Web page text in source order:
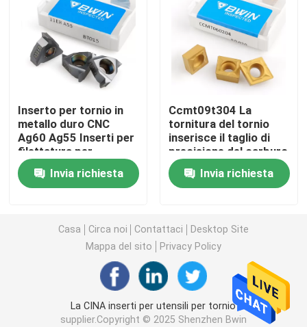
Inserzioni del carburo di tungsteno
Inserti in metallo duro per tornitura
Fresa in metallo duro
Fresa piatta
Fresa a testa sferica in metallo duro
Fresa frontale con raggio d'angolo
Fresa in alluminio
Inserto per tornio in
metallo duro CNC
Ag60 Ag55 Inserti per
filettatura per
tornitura Utensili da
taglio Invia richiesta
Ccmt09t304 La
tornitura del tornio
inserisce il taglio di
precisione del carburo
di tungsteno
Invia richiesta
Casa Circa noi Contattaci
Desktop Site
Mappa del sito
Privacy Policy
La CINA inserti per utensili per tornio
supplier.Copyright © 2025 Shenzhen Bwin